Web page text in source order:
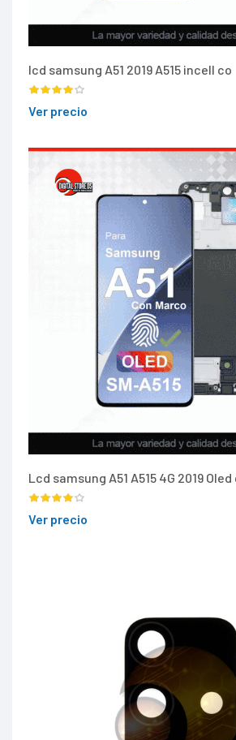
lcd samsung A51 2019 A515 incell co
Ver precio
Lcd samsung A51 A515 4G 2019 Oled
Ver precio